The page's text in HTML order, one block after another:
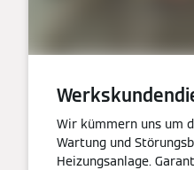
Wir kümmern uns um
Wartung und
Heizungsanlage.